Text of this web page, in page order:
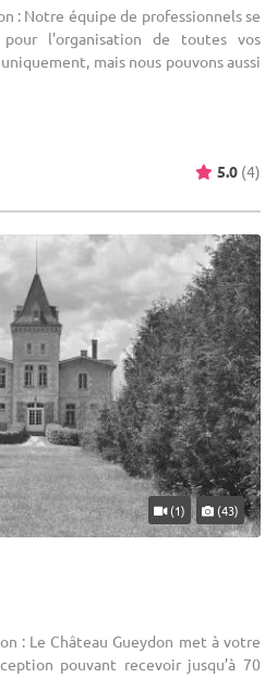
: Notre équipe de professionnels se
l'organisation de toutes vos
mais nous pouvons aussi
5.0 (4)
(1) (43)
: Le Château Gueydon met à votre
pouvant recevoir jusqu’à 70